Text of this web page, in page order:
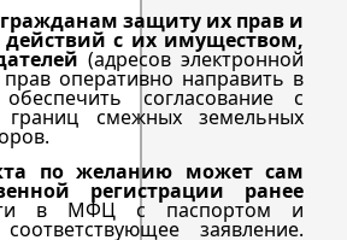
защиту их прав и
с их имуществом,
(адресов электронной
оперативно направить в
согласование с
границ смежных земельных
по желанию может сам
регистрации ранее
в МФЦ с паспортом и
заявление.